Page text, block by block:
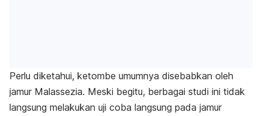
Perlu diketahui, ketombe umumnya disebabkan oleh
jamur Malassezia. Meski begitu, berbagai studi ini tidak
langsung melakukan uji coba langsung pada jamur